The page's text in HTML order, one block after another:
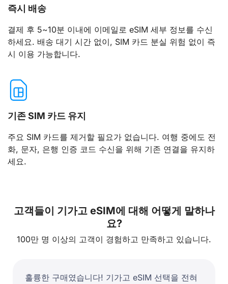
즉시 배송
결제 후 5~10분 이내에 이메일로 eSIM 세부 정보를 수신
하세요. 배송 대기 시간 없이, SIM 카드 분실 위험 없이 즉
시 이용 가능합니다.
기존 SIM 카드 유지
주요 SIM 카드를 제거할 필요가 없습니다. 여행 중에도 전
화, 문자, 은행 인증 코드 수신을 위해 기존 연결을 유지하
세요.
고객들이 기가고 eSIM에 대해 어떻게 말하나
요?
100만 명 이상의 고객이 경험하고 만족하고 있습니다.
훌륭한 구매였습니다! 기가고 eSIM 선택을 전혀